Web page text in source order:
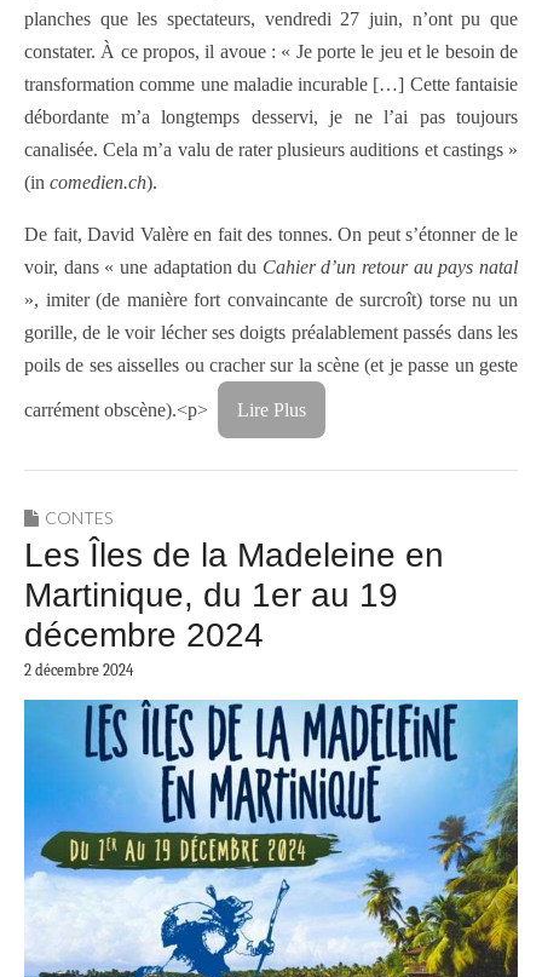
planches que les spectateurs, vendredi 27 juin, n’ont pu que
constater. À ce propos, il avoue : « Je porte le jeu et le besoin de
transformation comme une maladie incurable […] Cette fantaisie
débordante m’a longtemps desservi, je ne l’ai pas toujours
canalisée. Cela m’a valu de rater plusieurs auditions et castings »
(in comedien.ch).
De fait, David Valère en fait des tonnes. On peut s’étonner de le
voir, dans « une adaptation du Cahier d’un retour au pays natal
», imiter (de manière fort convaincante de surcroît) torse nu un
gorille, de le voir lécher ses doigts préalablement passés dans les
poils de ses aisselles ou cracher sur la scène (et je passe un geste
carrément obscène).<p> Lire Plus
CONTES
Les Îles de la Madeleine en
Martinique, du 1er au 19
décembre 2024
2 décembre 2024